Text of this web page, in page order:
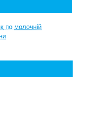
по молочній